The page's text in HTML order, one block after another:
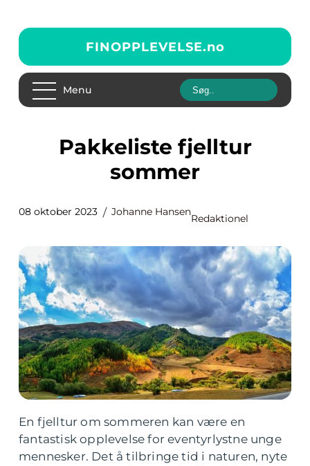
FINOPPLEVELSE.no
Menu
Pakkeliste fjelltur
sommer
08 oktober 2023 Johanne Hansen
Redaktionel
En fjelltur om sommeren kan være en
fantastisk opplevelse for eventyrlystne unge
mennesker. Det å tilbringe tid i naturen, nyte